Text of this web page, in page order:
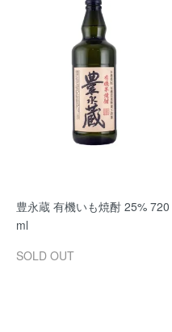
豊永蔵 有機いも焼酎 25% 720
ml
SOLD OUT